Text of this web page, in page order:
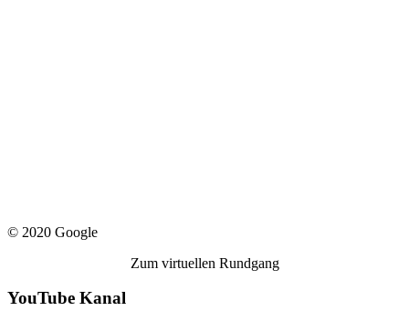
© 2020 Google
Zum virtuellen Rundgang
YouTube Kanal